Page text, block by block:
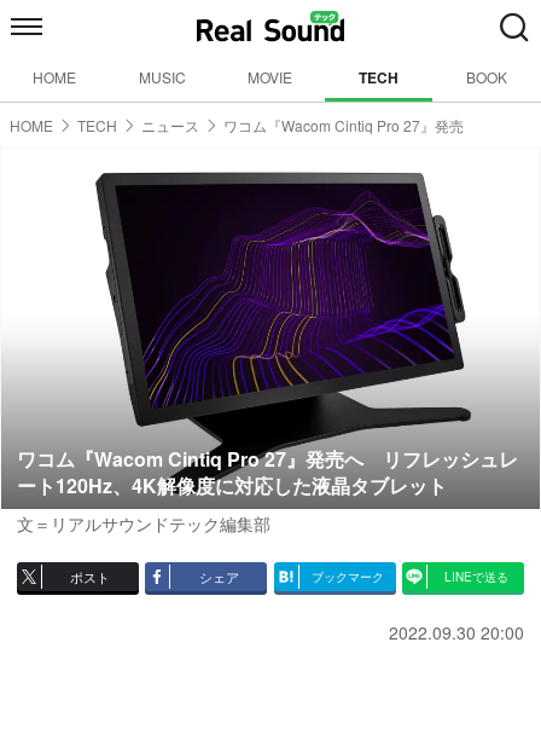
HOME MUSIC MOVIE TECH BOOK
HOME TECH ニュース ワコム『Wacom Cintiq Pro 27』発売
ワコム『Wacom Cintiq Pro 27』発売へ リフレッシュレ
ート120Hz、4K解像度に対応した液晶タブレット
文＝リアルサウンドテック編集部
ポスト シェア ブックマーク LINEで送る
2022.09.30 20:00